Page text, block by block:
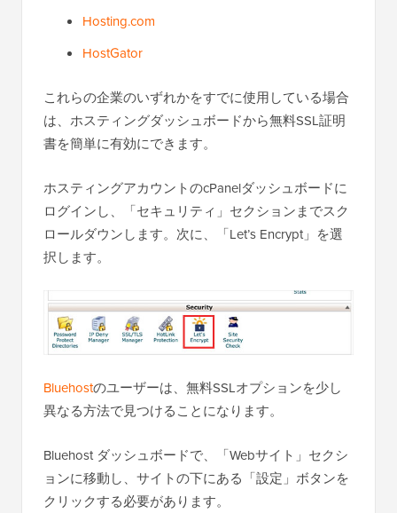
Hosting.com
HostGator
これらの企業のいずれかをすでに使用している場合
は、ホスティングダッシュボードから無料SSL証明
書を簡単に有効にできます。
ホスティングアカウントのcPanelダッシュボードに
ログインし、「セキュリティ」セクションまでスク
ロールダウンします。次に、「Let’s Encrypt」を選
択します。
Bluehostのユーザーは、無料SSLオプションを少し
異なる方法で見つけることになります。
Bluehost ダッシュボードで、「Webサイト」セクシ
ョンに移動し、サイトの下にある「設定」ボタンを
クリックする必要があります。